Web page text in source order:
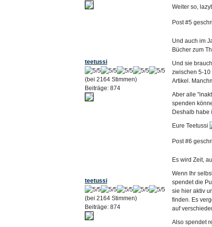
Weiter so,
teetussi
(bei 2164 Stimmen)
Beiträge: 874
Post #5
Und auch im
Bücher zum
Und sie
zwischen 5-10
Artikel.
Aber alle
spenden
Deshalb habe
Eure Teetussi
teetussi
(bei 2164 Stimmen)
Beiträge: 874
Post #6
Es wird Zeit,
Wenn Ihr
spendet die
sie hier aktiv
finden. Es
auf
Also spendet